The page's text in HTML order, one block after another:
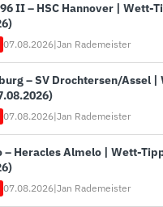
II – HSC Hannover | Wett-
07.08.2026|Jan Rademeister
– SV Drochtersen/Assel
07.08.2026|Jan Rademeister
– Heracles Almelo | Wett-
07.08.2026|Jan Rademeister